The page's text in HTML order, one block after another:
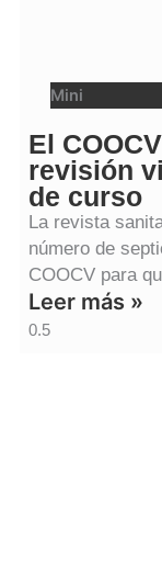
Mini
El
revisión
de curso
La revista
número de
COOCV para
Leer más »